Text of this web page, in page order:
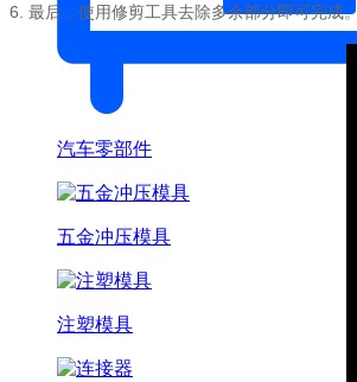
汽车零部件
五金冲压模具
注塑模具
6. 最后，使用修剪工具去除多余部分即可完成。